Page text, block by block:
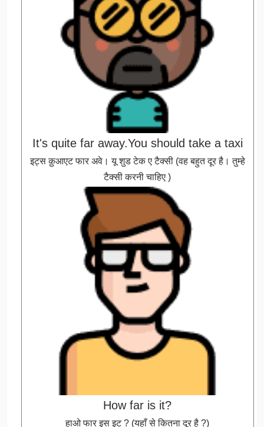
It's quite far away.You should take a taxi
इट्स क़ुआएट फार अवे। यू शुड टेक ए टैक्सी (वह बहुत दूर है। तुम्हे
टैक्सी करनी चाहिए )
How far is it?
हाओ फार इस इट ? (यहाँ से कितना दूर है ?)